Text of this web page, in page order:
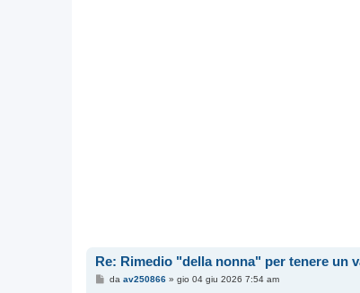
Re: Rimedio "della nonna" per tenere un
Mda av250866» gio 04 giu 2026 7:54 am